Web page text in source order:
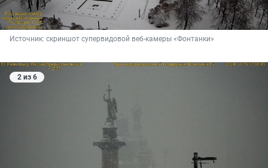
Источник: скриншот супервидовой веб-камеры «Фонтанки»
2 из 6